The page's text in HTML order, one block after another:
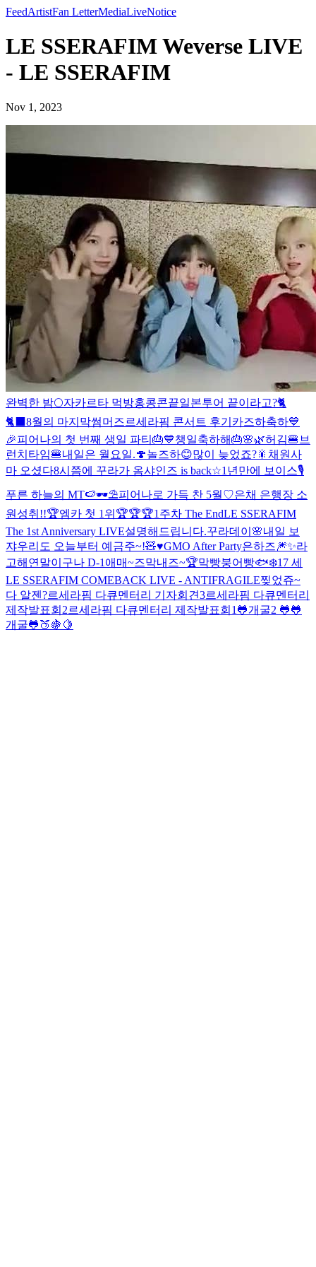
FeedArtistFan LetterMediaLiveNotice
LE SSERAFIM Weverse LIVE
- LE SSERAFIM
Nov 1, 2023
완벽한 밤🌕자카르타 먹방홍콩콘끝일본투어 끝이라고?🐈
🐈‍⬛ 8월의 마지막썸머즈르세라핌 콘서트 후기 카즈하축하💙
🎉피어나의 첫 번째 생일 파티🎂💙챙일축하해🎂🌸🌿허김🍔브
런치타임🍔내일은 월요일.🍄놀즈하😊많이 늦었죠?🎇 채원사
마 오셨다8시쯤에 꾸라가 옴샤인즈 is back☆1년만에 보이스🎙
푸른 하늘의 MT🍉🕶️⛱️피어나로 가득 찬 5월♡은채 은행장 소
원성취!!🏆엠카 첫 1위🏆🏆🏆1주차 The EndLE SSERAFIM
The 1st Anniversary LIVE설명해드립니다.꾸라데이🌸내일 보
쟈우리도 오늘부터 예금주~!🧸♥️GMO After Party은하즈🎆✨️라
고해 연말이구나 D-1 애매~즈막내즈~🏆막빵붕어빵🐟❄️17 세
LE SSERAFIM COMEBACK LIVE - ANTIFRAGILE찢었쥬~
다 알젠?르세라핌 다큐멘터리 기자회견3르세라핌 다큐멘터리
제작발표회2르세라핌 다큐멘터리 제작발표회1 🐸개굴2 🐸🐸
개굴🐸🍑🍇🍋